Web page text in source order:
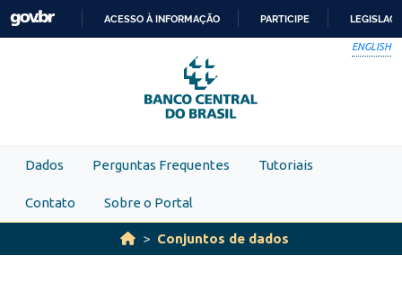
Skip to main content
PARA
O
CONTEÚDO
ACESSO À INFORMAÇÃO PARTICIPE
ENGLISH
Dados Perguntas Frequentes Tutoriais
Contato Sobre o Portal
Conjuntos de dados